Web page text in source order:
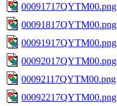
00091717QYTM00.png
00091817QYTM00.png
00091917QYTM00.png
00092017QYTM00.png
00092117QYTM00.png
00092217QYTM00.png